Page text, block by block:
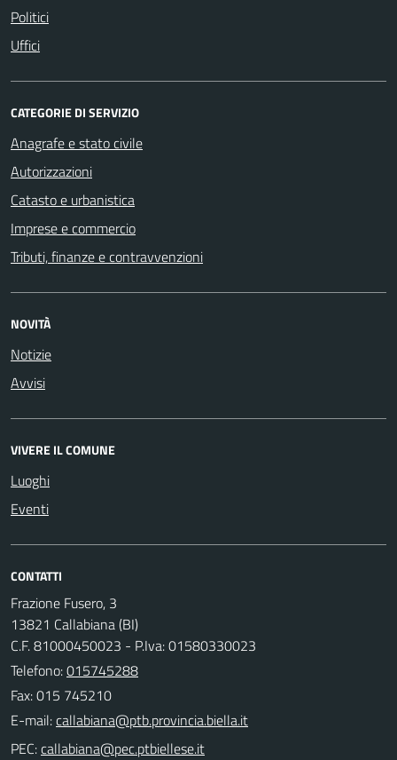
Politici
Uffici
CATEGORIE DI SERVIZIO
Anagrafe e stato civile
Autorizzazioni
Catasto e urbanistica
Imprese e commercio
Tributi, finanze e contravvenzioni
NOVITÀ
Notizie
Avvisi
VIVERE IL COMUNE
Luoghi
Eventi
CONTATTI
Frazione Fusero, 3
13821 Callabiana (BI)
C.F. 81000450023 - P.Iva: 01580330023
Telefono:015745288
Fax: 015 745210
E-mail:
PEC: